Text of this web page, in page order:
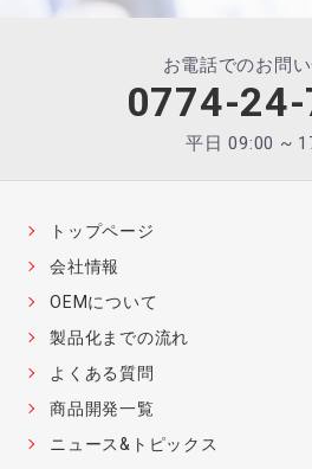
お電話でのお問
0774-
平日 09:00 ~
トップページ
会社情報
OEMについて
製品化までの流れ
よくある質問
商品開発一覧
ニュース&トピックス